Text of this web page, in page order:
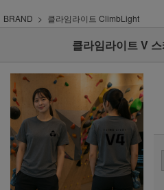
BRAND 클라임라이트 ClimbLight
클라임라이트 V